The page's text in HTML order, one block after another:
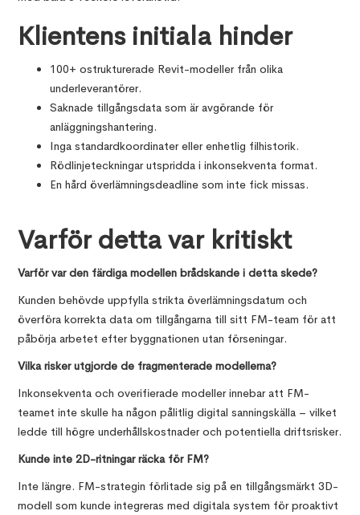
Klientens initiala hinder
100+ ostrukturerade Revit-modeller från olika
underleverantörer.
Saknade tillgångsdata som är avgörande för
anläggningshantering.
Inga standardkoordinater eller enhetlig filhistorik.
Rödlinjeteckningar utspridda i inkonsekventa format.
En hård överlämningsdeadline som inte fick missas.
Varför detta var kritiskt
Varför var den färdiga modellen brådskande i detta skede?
Kunden behövde uppfylla strikta överlämningsdatum och
överföra korrekta data om tillgångarna till sitt FM-team för att
påbörja arbetet efter byggnationen utan förseningar.
Vilka risker utgjorde de fragmenterade modellerna?
Inkonsekventa och overifierade modeller innebar att FM-
teamet inte skulle ha någon pålitlig digital sanningskälla – vilket
ledde till högre underhållskostnader och potentiella driftsrisker.
Kunde inte 2D-ritningar räcka för FM?
Inte längre. FM-strategin förlitade sig på en tillgångsmärkt 3D-
modell som kunde integreras med digitala system för proaktivt